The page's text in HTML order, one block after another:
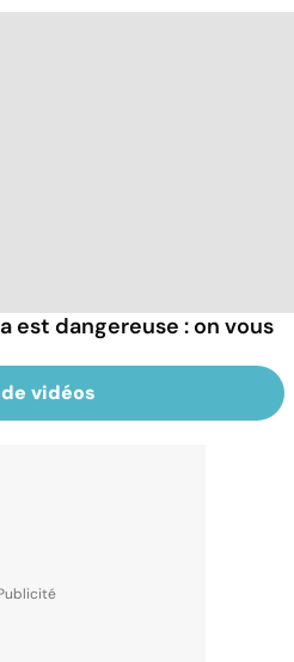
est dangereuse : on vous
vidéos